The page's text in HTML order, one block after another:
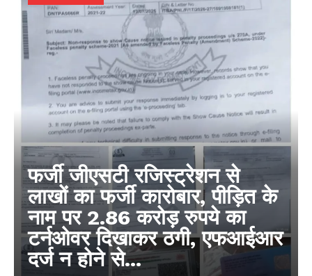
फर्जी जीएसटी रजिस्ट्रेशन से
लाखों का फर्जी कारोबार, पीड़ित के
नाम पर 2.86 करोड़ रुपये का
टर्नओवर दिखाकर ठगी, एफआईआर
दर्ज न होने से...